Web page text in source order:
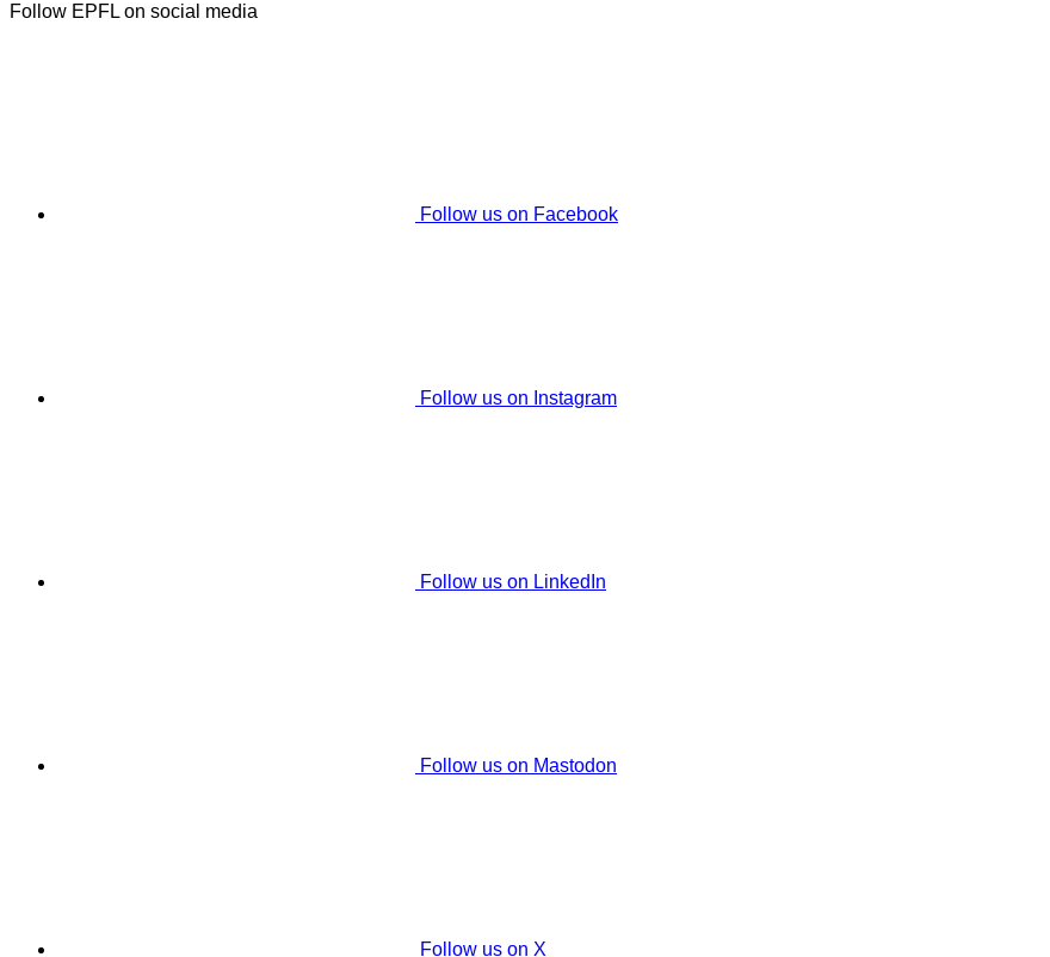
Follow EPFL on social media
Follow us on Facebook
Follow us on Instagram
Follow us on LinkedIn
Follow us on Mastodon
Follow us on X